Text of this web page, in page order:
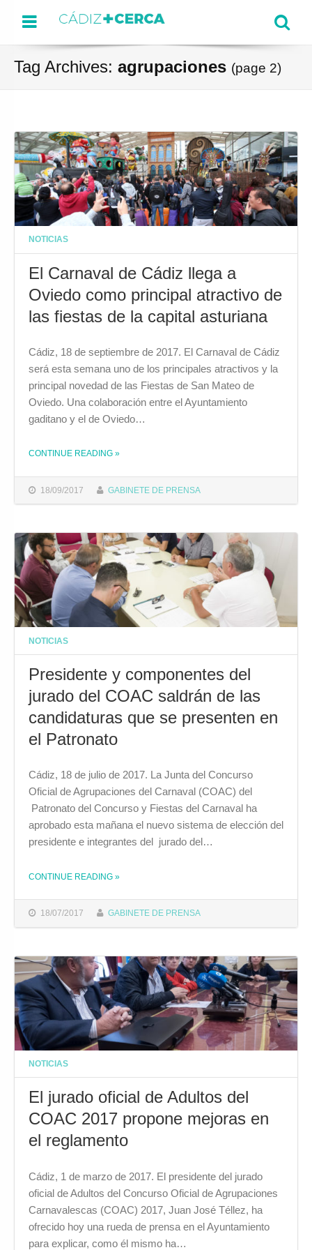
Menu
Tag Archives: agrupaciones (page 2)
NOTICIAS
El Carnaval de Cádiz llega a
Oviedo como principal atractivo de
las fiestas de la capital asturiana
18/09/2017 GABINETE DE PRENSA
Cádiz, 18 de septiembre de 2017. El Carnaval de Cádiz
será esta semana uno de los principales atractivos y la
principal novedad de las Fiestas de San Mateo de
Oviedo. Una colaboración entre el Ayuntamiento
gaditano y el de Oviedo…
CONTINUE READING THE "EL CARNAVAL DE CÁDIZ LLEGA A OVIEDO COMO PRINCIPAL ATRACTIVO DE LAS FIESTAS DE LA CAPITAL ASTURIANA"
»
NOTICIAS
Presidente y componentes del
jurado del COAC saldrán de las
candidaturas que se presenten en
el Patronato
18/07/2017 GABINETE DE PRENSA
Cádiz, 18 de julio de 2017. La Junta del Concurso
Oficial de Agrupaciones del Carnaval (COAC) del
Patronato del Concurso y Fiestas del Carnaval ha
aprobado esta mañana el nuevo sistema de elección del
presidente e integrantes del jurado del…
CONTINUE READING THE "PRESIDENTE Y COMPONENTES DEL JURADO DEL COAC SALDRÁN DE LAS CANDIDATURAS QUE SE PRESENTEN EN EL PATRONATO"
»
NOTICIAS
El jurado oficial de Adultos del
COAC 2017 propone mejoras en
el reglamento
Cádiz, 1 de marzo de 2017. El presidente del jurado
oficial de Adultos del Concurso Oficial de Agrupaciones
Carnavalescas (COAC) 2017, Juan José Téllez, ha
ofrecido hoy una rueda de prensa en el Ayuntamiento
para explicar, como él mismo ha…